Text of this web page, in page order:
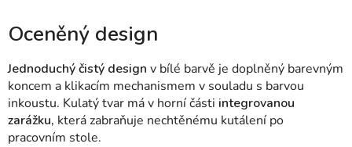
Oceněný design
Jednoduchý čistý design v bílé barvě je doplněný barevným
koncem a klikacím mechanismem v souladu s barvou
inkoustu. Kulatý tvar má v horní části integrovanou
zarážku, která zabraňuje nechtěnému kutálení po
pracovním stole.